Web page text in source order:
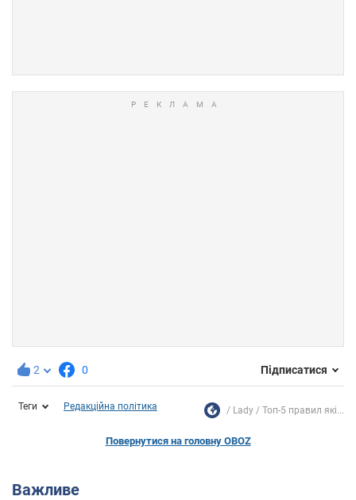
2 0 Підписатися
Теги Редакційна політика Lady Топ-5 правил які...
Повернутися на головну OBOZ
Важливе